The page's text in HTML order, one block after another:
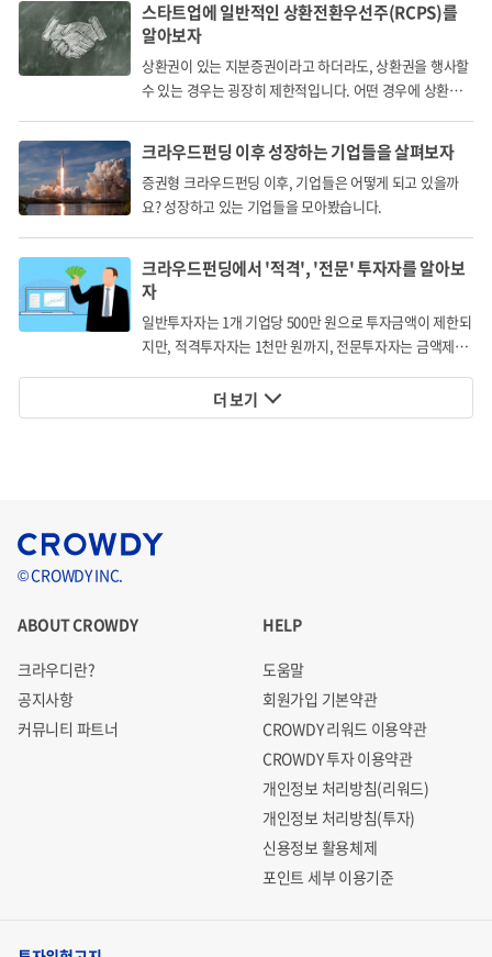
스타트업에 일반적인 상환전환우선주(RCPS)를
알아보자
상환권이 있는 지분증권이라고 하더라도, 상환권을 행사할
수 있는 경우는 굉장히 제한적입니다. 어떤 경우에 상환권
크라우드펀딩 이후 성장하는 기업들을 살펴보자
증권형 크라우드펀딩 이후, 기업들은 어떻게 되고 있을까
요? 성장하고 있는 기업들을 모아봤습니다.
크라우드펀딩에서 '적격', '전문' 투자자를 알아보
자
일반투자자는 1개 기업당 500만 원으로 투자금액이 제한되
지만, 적격투자자는 1천만 원까지, 전문투자자는 금액제한
더 보기
© CROWDY INC.
ABOUT CROWDY
크라우디란?
공지사항
커뮤니티 파트너
HELP
도움말
회원가입 기본약관
CROWDY 리워드 이용약관
CROWDY 투자 이용약관
개인정보 처리방침(리워드)
개인정보 처리방침(투자)
신용정보 활용체제
포인트 세부 이용기준